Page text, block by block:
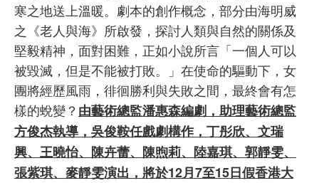
寒之地送上溫暖。劇本的創作概念，部分由海明威
之《老人與海》所啟發，探討人類與自然的關係及
堅毅精神，面對困難，正如小說所言「一個人可以
被毀滅，但是不能被打敗。」在使命的驅動下，女
團將經歷風雨，徘徊勝利與失敗之間，最終會有怎
樣的蛻變？ 由藝術總監潘惠森編劇，助理藝術總監
方俊杰執導，吳俊鞍任戲劇構作，丁彤欣、文瑞
興、王曉怡、陳卉蕾、陳煦莉、陸嘉琪、郭靜雯、
張紫琪、麥靜雯演出，將於12月7至15日假香港大